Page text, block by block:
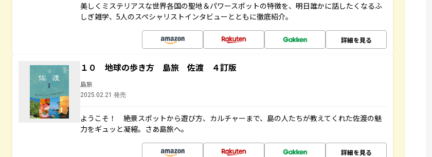
美しくミステリアスな世界各国の聖地＆パワースポットの特徴を、明日誰かに話したくなるふ
しぎ雑学、5人のスペシャリストインタビューとともに徹底紹介。
詳細を見る
１０ 地球の歩き方 島旅 佐渡 ４訂版
島旅
2025.02.21 発売
ようこそ！ 絶景スポットから遊び方、カルチャーまで、島の人たちが教えてくれた佐渡の魅
力をギュッと凝縮。さあ島旅へ。
詳細を見る